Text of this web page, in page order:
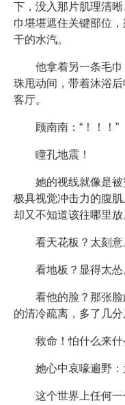
下，没入那片肌理清
巾堪堪遮住关键部位
干的水汽。
他拿着另一条毛
珠甩动间，带着沐浴
客厅。
顾南南：“！！！”
瞳孔地震！
她的视线就像是被
极具视觉冲击力的腹
却又不知道该往哪里放
看天花板？太刻意
看地板？显得太怂
看他的脸？那张
的清冷疏离，多了几
救命！怕什么来什
她心中哀嚎遍野：
这个世界上任何